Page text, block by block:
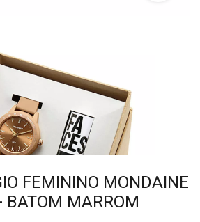
FEMININO MONDAINE
BATOM MARROM